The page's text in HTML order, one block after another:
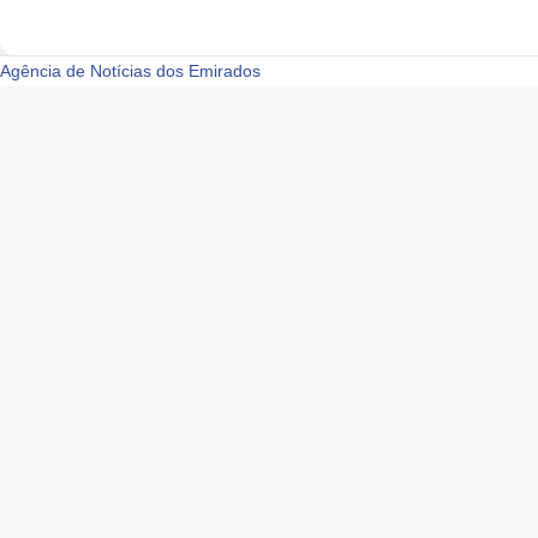
Agência de Notícias dos Emirados